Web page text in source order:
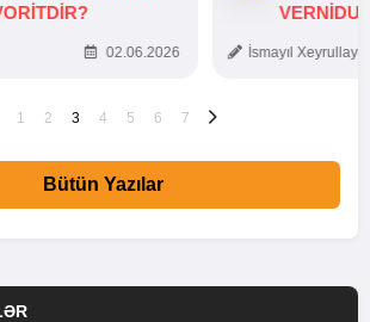
02.06.2026 İsmayıl
1 2 3 4 5 6 7
Bütün Yazılar